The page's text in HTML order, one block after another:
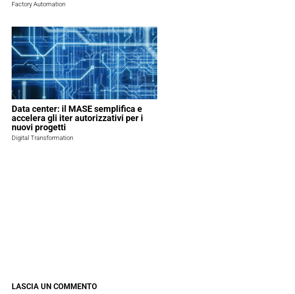
Factory Automation
Data center: il MASE semplifica e
accelera gli iter autorizzativi per i
nuovi progetti
Digital Transformation
LASCIA UN COMMENTO